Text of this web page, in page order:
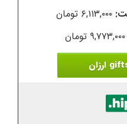
۶,۱۱۳,۰۰۰ تومان
۹,۷۷۳,۰۰۰ تومان